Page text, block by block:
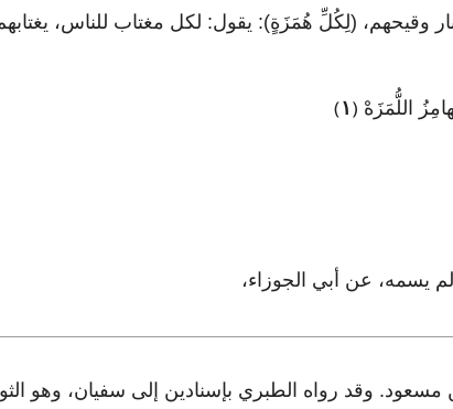
وقيحهم، (لِكُلِّ هُمَزَةٍ): يقول: لكل مغتاب للناس،
اللُّمَزَهْ ( ١ )
يسمه، عن أبي الجوزاء،
وقد رواه الطبري بإسنادين إلى سفيان، وهو